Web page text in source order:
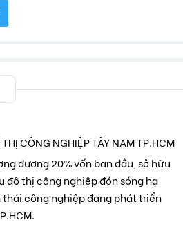
CÔNG NGHIỆP TÂY NAM TP.HCM
đương 20% vốn ban đầu, sở hữu
đô thị công nghiệp đón sóng hạ
công nghiệp đang phát triển